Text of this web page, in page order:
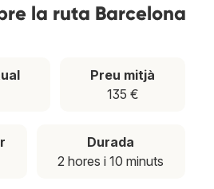
la ruta Barcelona
Preu mitjà
135 €
Durada
2 hores i 10 minuts